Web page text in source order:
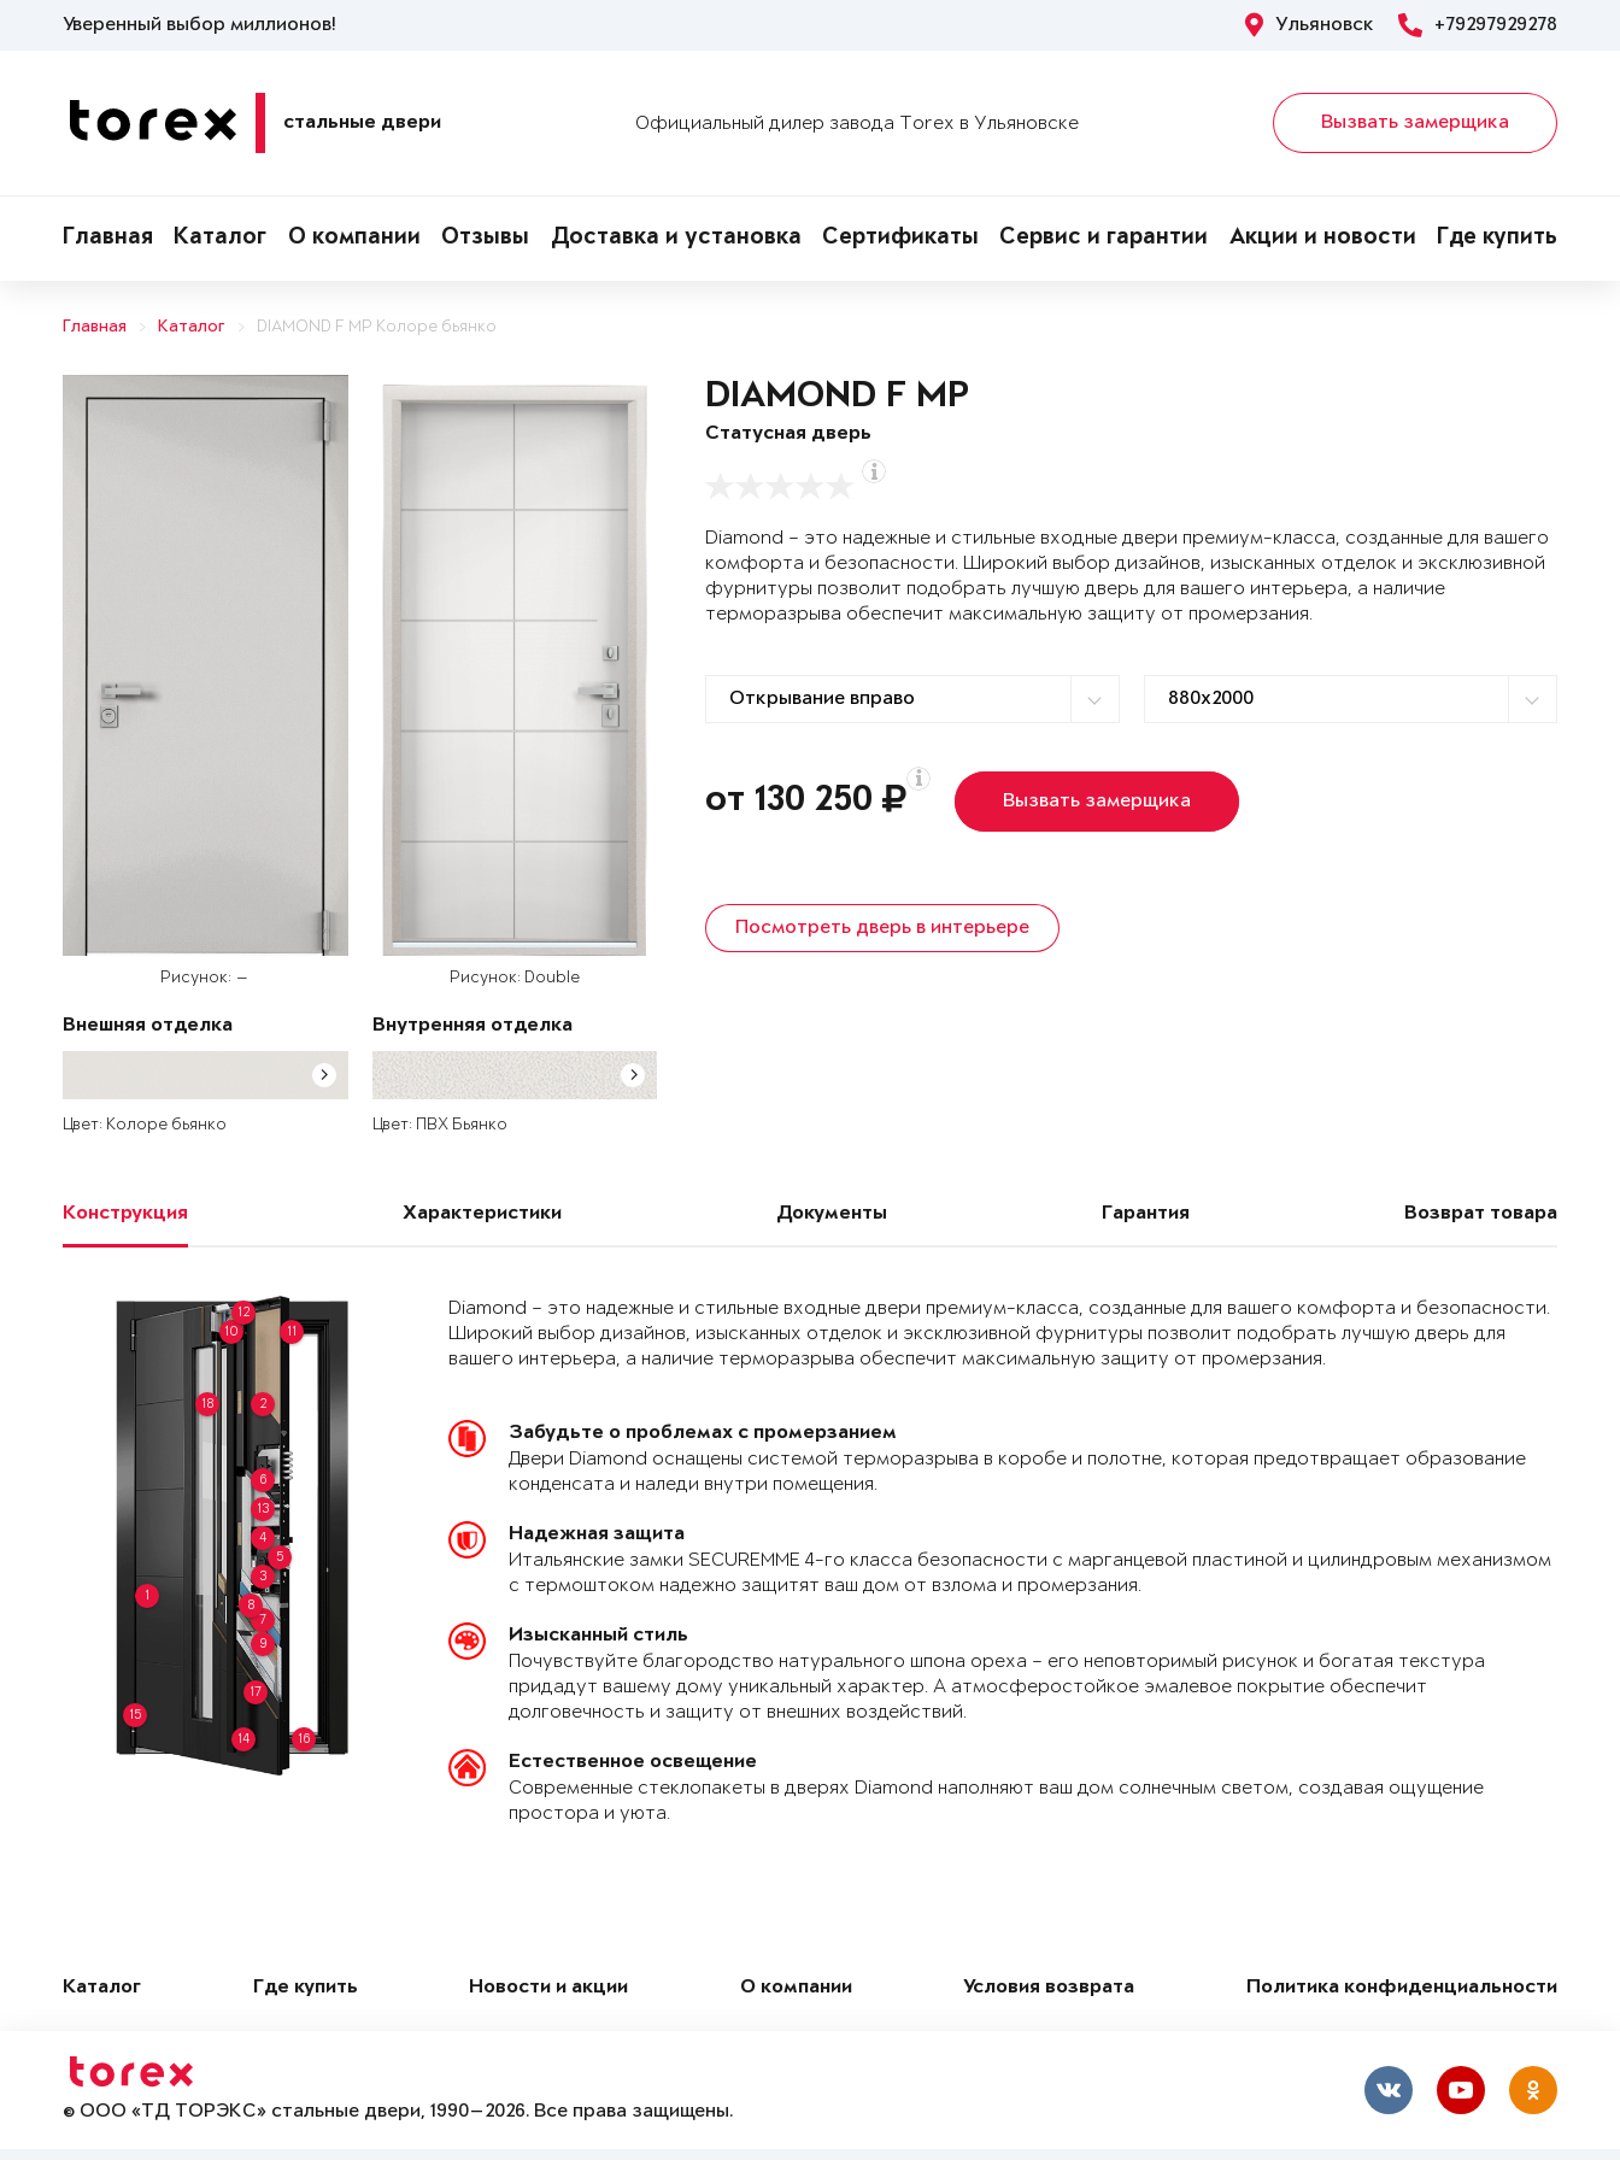
Уверенный выбор миллионов! Ульяновск +79297929278
стальные двери Официальный дилер завода Torex в Ульяновске Вызвать замерщика
Главная Каталог О компании Отзывы Доставка и установка Сертификаты Сервис и гарантии Акции и новости Где купить
Главная Каталог DIAMOND F MP Колоре бьянко
Рисунок: —
Внешняя отделка
Цвет: Колоре бьянко
Рисунок: Double
Внутренняя отделка
Цвет: ПВХ Бьянко
DIAMOND F MP
Статусная дверь
Diamond – это надежные и стильные входные двери премиум-класса, созданные для вашего
комфорта и безопасности. Широкий выбор дизайнов, изысканных отделок и эксклюзивной
фурнитуры позволит подобрать лучшую дверь для вашего интерьера, а наличие
терморазрыва обеспечит максимальную защиту от промерзания.
от 130 250 Вызвать замерщика
Посмотреть дверь в интерьере
Конструкция Характеристики Документы Гарантия Возврат товара
1
2
3
4
5
6
7
8
9
10 11
12
13
14
15
16
17
18
Diamond – это надежные и стильные входные двери премиум-класса, созданные для вашего комфорта и безопасности.
Широкий выбор дизайнов, изысканных отделок и эксклюзивной фурнитуры позволит подобрать лучшую дверь для
вашего интерьера, а наличие терморазрыва обеспечит максимальную защиту от промерзания.
Забудьте о проблемах с промерзанием
Двери Diamond оснащены системой терморазрыва в коробе и полотне, которая предотвращает образование
конденсата и наледи внутри помещения.
Надежная защита
Итальянские замки SECUREMME 4-го класса безопасности с марганцевой пластиной и цилиндровым механизмом
с термоштоком надежно защитят ваш дом от взлома и промерзания.
Изысканный стиль
Почувствуйте благородство натурального шпона ореха – его неповторимый рисунок и богатая текстура
придадут вашему дому уникальный характер. А атмосферостойкое эмалевое покрытие обеспечит
долговечность и защиту от внешних воздействий.
Естественное освещение
Современные стеклопакеты в дверях Diamond наполняют ваш дом солнечным светом, создавая ощущение
простора и уюта.
Каталог Где купить Новости и акции О компании Условия возврата Политика конфиденциальности
© ООО «ТД ТОРЭКС» стальные двери, 1990—2026. Все права защищены.